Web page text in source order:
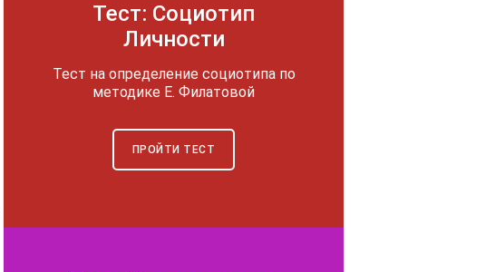
Тест: Социотип
Личности
Тест на определение социотипа по
методике Е. Филатовой
ПРОЙТИ ТЕСТ